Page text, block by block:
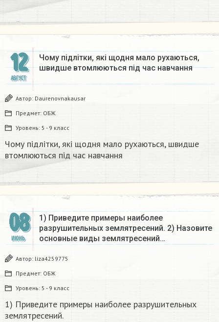
12
АВГУСТ
Чому підлітки, які щодня мало рухаються,
швидше втомлюються під час навчання​
Автор: Daurenovnakausar
Предмет: ОБЖ
Уровень: 5 - 9 класс
Чому підлітки, які щодня мало рухаються, швидше
втомлюються під час навчання​
08
ИЮНЬ
1) Приведите примеры наиболее
разрушительных землятресений. 2) Назовите
основные виды землятресений…
Автор: liza4259775
Предмет: ОБЖ
Уровень: 5 - 9 класс
1) Приведите примеры наиболее разрушительных
землятресений.